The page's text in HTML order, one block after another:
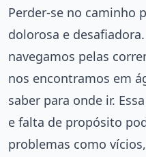
Perder-se no caminho
dolorosa e
navegamos pelas
nos encontramos em
saber para onde ir.
e falta de propósito
problemas como